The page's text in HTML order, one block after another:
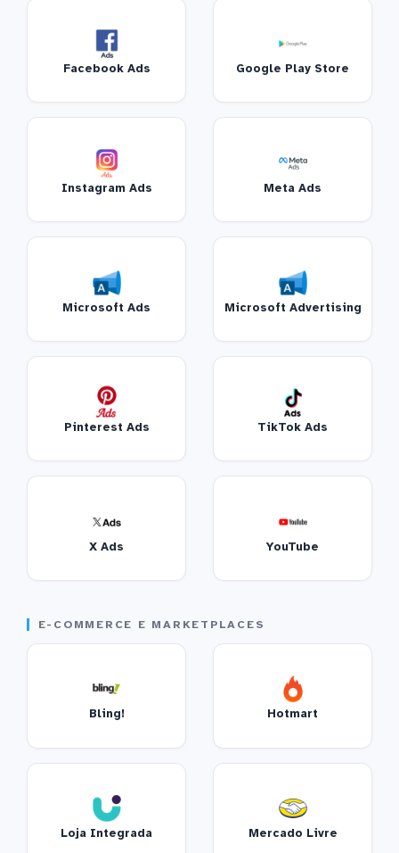
Facebook Ads Google Play Store
Instagram Ads Meta Ads
Microsoft Ads Microsoft Advertising
Pinterest Ads TikTok Ads
X Ads YouTube
E-COMMERCE E MARKETPLACES
Bling! Hotmart
Loja Integrada Mercado Livre